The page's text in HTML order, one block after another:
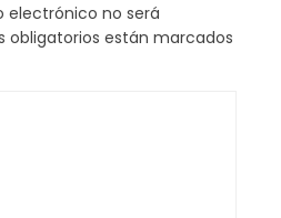
electrónico no será
obligatorios están marcados